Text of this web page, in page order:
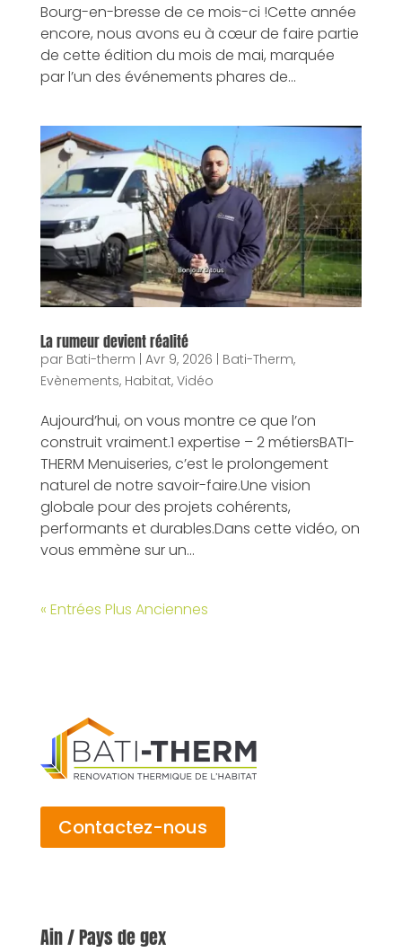
Bourg-en-bresse de ce mois-ci !Cette année
encore, nous avons eu à cœur de faire partie
de cette édition du mois de mai, marquée
par l’un des événements phares de...
La rumeur devient réalité
par Bati-therm Avr 9, 2026 Bati-Therm,
Evènements, Habitat, Vidéo
Aujourd’hui, on vous montre ce que l’on
construit vraiment.1 expertise – 2 métiersBATI-
THERM Menuiseries, c’est le prolongement
naturel de notre savoir-faire.Une vision
globale pour des projets cohérents,
performants et durables.Dans cette vidéo, on
vous emmène sur un...
« Entrées Plus Anciennes
Contactez-nous
Ain / Pays de gex